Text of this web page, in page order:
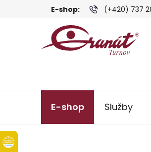
E-shop: (+420) 737
E-shop Služby